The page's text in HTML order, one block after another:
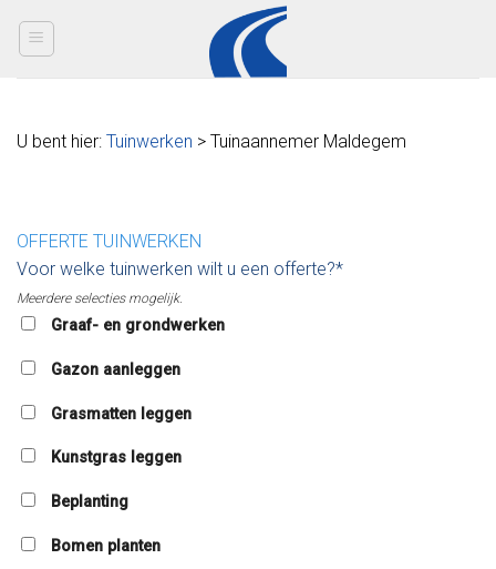
U bent hier: Tuinwerken > Tuinaannemer Maldegem
OFFERTE TUINWERKEN
Voor welke tuinwerken wilt u een offerte?*
Meerdere selecties mogelijk.
Graaf- en grondwerken
Gazon aanleggen
Grasmatten leggen
Kunstgras leggen
Beplanting
Bomen planten